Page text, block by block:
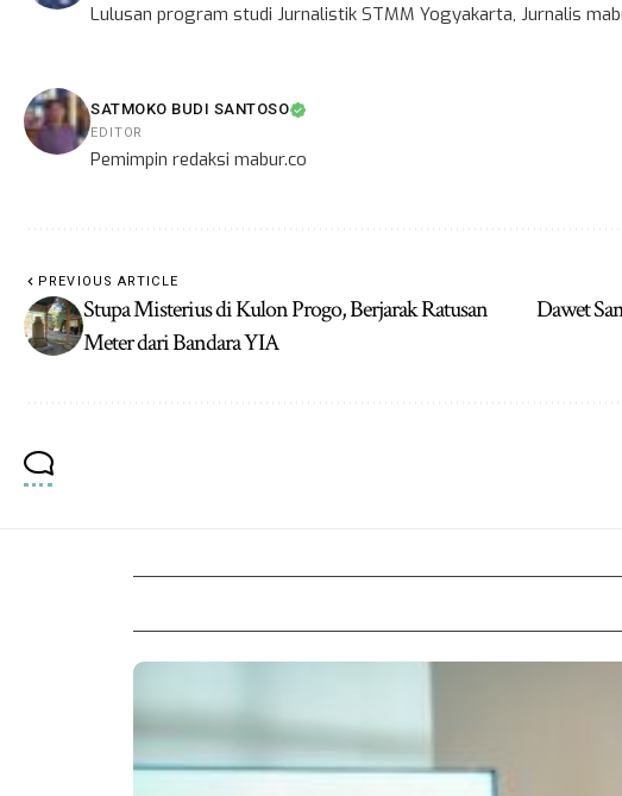
Lulusan program studi Jurnalistik STMM Yogyakarta, Jurnalis
SATMOKO BUDI SANTOSO
EDITOR
Pemimpin redaksi mabur.co
PREVIOUS ARTICLE
Stupa Misterius di Kulon Progo, Berjarak Ratusan
Meter dari Bandara YIA
Dawet